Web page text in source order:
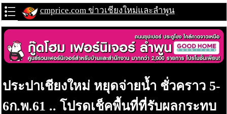
cmprice.com ข่าวเชียงใหม่และลำพูน
ประปาเชียงใหม่ หยุดจ่ายน้ำ ชั่วคราว 5-
6ก.พ.61 .. โปรดเช็คพื้นที่ที่รับผลกระทบ